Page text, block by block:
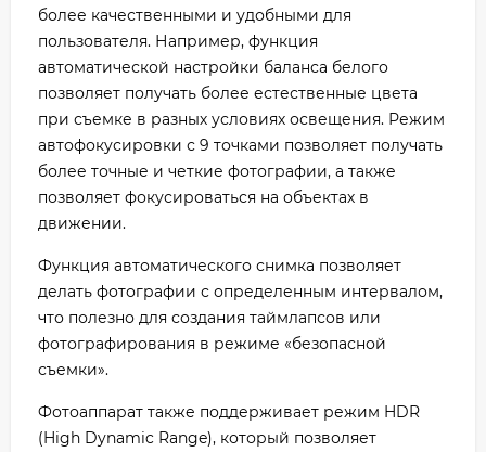
более качественными и удобными для
пользователя. Например, функция
автоматической настройки баланса белого
позволяет получать более естественные цвета
при съемке в разных условиях освещения. Режим
автофокусировки с 9 точками позволяет получать
более точные и четкие фотографии, а также
позволяет фокусироваться на объектах в
движении.
Функция автоматического снимка позволяет
делать фотографии с определенным интервалом,
что полезно для создания таймлапсов или
фотографирования в режиме «безопасной
съемки».
Фотоаппарат также поддерживает режим HDR
(High Dynamic Range), который позволяет